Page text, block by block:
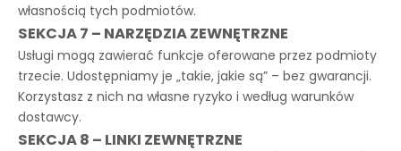
własnością tych podmiotów.
SEKCJA 7 – NARZĘDZIA ZEWNĘTRZNE
Usługi mogą zawierać funkcje oferowane przez podmioty
trzecie. Udostępniamy je „takie, jakie są” – bez gwarancji.
Korzystasz z nich na własne ryzyko i według warunków
dostawcy.
SEKCJA 8 – LINKI ZEWNĘTRZNE